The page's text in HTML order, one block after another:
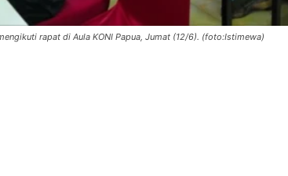
rapat di Aula KONI Papua, Jumat (12/6). (foto:Istimewa)